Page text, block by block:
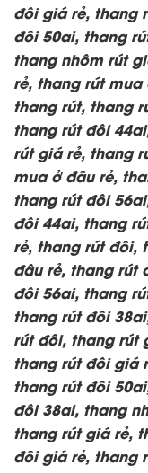
đôi giá rẻ, thang
đôi 50ai, thang
thang nhôm rút
rẻ, thang rút
thang rút, thang
thang rút đôi
rút giá rẻ, thang
mua ở đâu rẻ,
thang rút đôi
đôi 44ai, thang
rẻ, thang rút đôi,
đâu rẻ, thang rút
đôi 56ai, thang
thang rút đôi
rút đôi, thang rút
thang rút đôi giá
thang rút đôi
đôi 38ai, thang
thang rút giá rẻ,
đôi giá rẻ, thang